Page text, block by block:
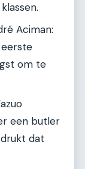
Aciman:
om te
een butler
dat